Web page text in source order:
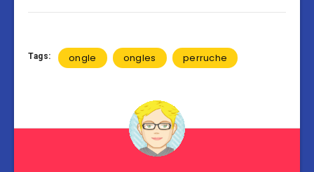
Tags: ongle ongles perruche